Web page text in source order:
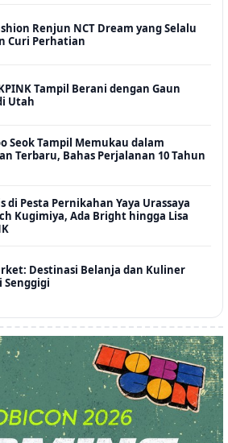
Renjun NCT Dream yang Selalu
Curi Perhatian
Tampil Berani dengan Gaun
Utah
Seok Tampil Memukau dalam
Terbaru, Bahas Perjalanan 10 Tahun
di Pesta Pernikahan Yaya Urassaya
Kugimiya, Ada Bright hingga Lisa
Destinasi Belanja dan Kuliner
Senggigi